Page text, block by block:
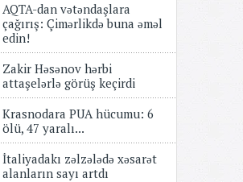
AQTA-dan vətəndaşlara
çağırış: Çimərlikdə buna əməl
edin!
Zakir Həsənov hərbi
attaşelərlə görüş keçirdi
Krasnodara PUA hücumu: 6
ölü, 47 yaralı...
İtaliyadakı zəlzələdə xəsarət
alanların sayı artdı